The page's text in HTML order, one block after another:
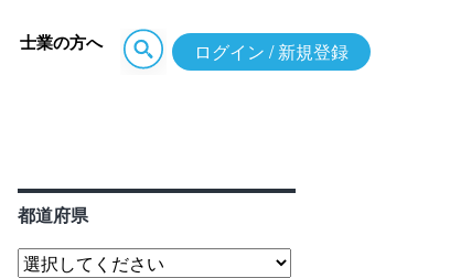
士業の方へ ログイン / 新規登録
都道府県